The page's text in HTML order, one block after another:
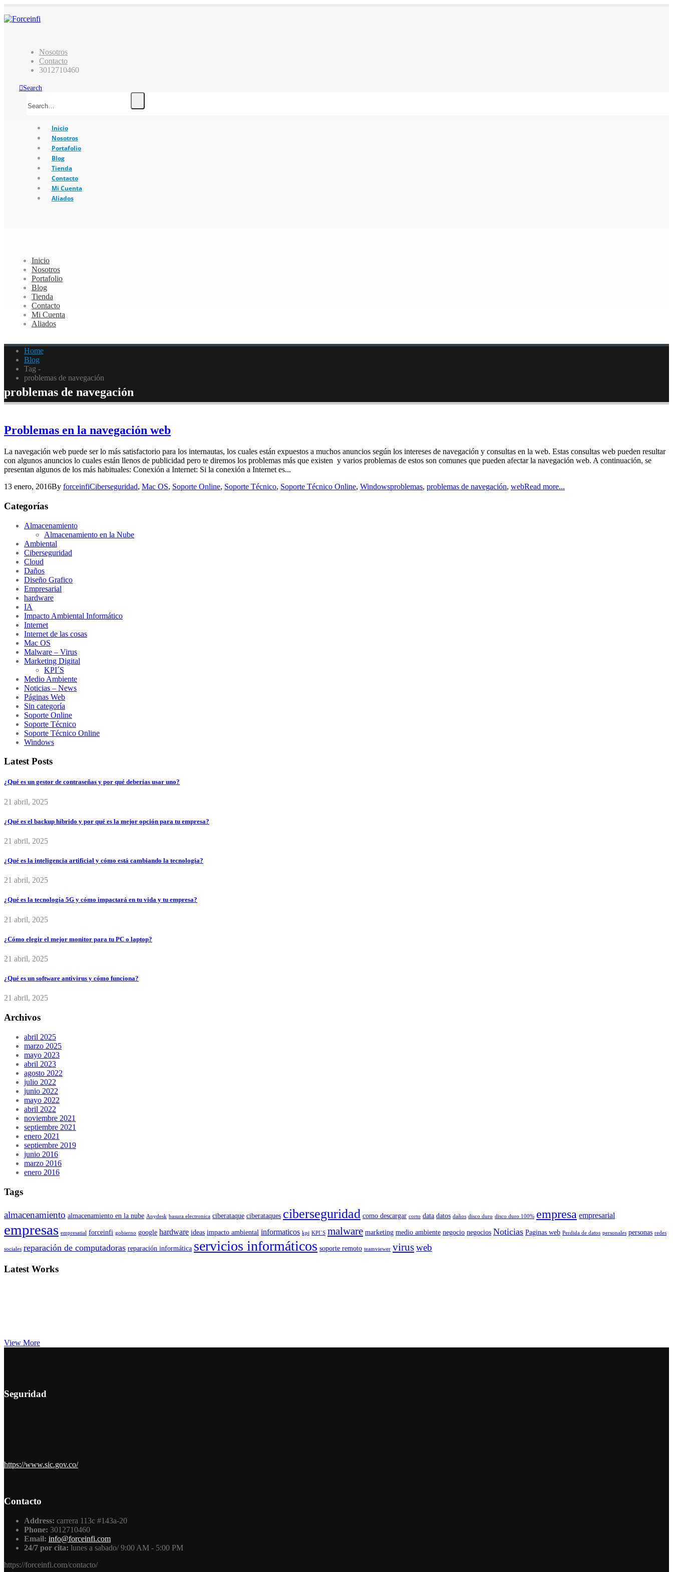
Nosotros
Contacto
3012710460
Search
Inicio
Nosotros
Portafolio
Blog
Tienda
Contacto
Mi Cuenta
Aliados
Inicio
Nosotros
Portafolio
Blog
Tienda
Contacto
Mi Cuenta
Aliados
Home
Blog
Tag -
problemas de navegación
problemas de navegación
Problemas en la navegación web
La navegación web puede ser lo más satisfactorio para los internautas, los cuales están expuestos a muchos anuncios según los intereses de navegación y consultas en la web. Estas consultas web pueden resultar
con algunos anuncios lo cuales están llenos de publicidad pero te diremos los problemas más que existen y varios problemas de estos son comunes que pueden afectar la navegación web. A continuación, se
presentan algunos de los más habituales: Conexión a Internet: Si la conexión a Internet es...
13 enero, 2016By forceinfiCiberseguridad, Mac OS, Soporte Online, Soporte Técnico, Soporte Técnico Online, Windowsproblemas, problemas de navegación, webRead more...
Categorías
Almacenamiento
Almacenamiento en la Nube
Ambiental
Ciberseguridad
Cloud
Daños
Diseño Grafico
Empresarial
hardware
IA
Impacto Ambiental Informático
Internet
Internet de las cosas
Mac OS
Malware – Virus
Marketing Digital
KPI´S
Medio Ambiente
Noticias – News
Páginas Web
Sin categoría
Soporte Online
Soporte Técnico
Soporte Técnico Online
Windows
Latest Posts
¿Qué es un gestor de contraseñas y por qué deberías usar uno?
21 abril, 2025
¿Qué es el backup híbrido y por qué es la mejor opción para tu empresa?
21 abril, 2025
¿Qué es la inteligencia artificial y cómo está cambiando la tecnología?
21 abril, 2025
¿Qué es la tecnología 5G y cómo impactará en tu vida y tu empresa?
21 abril, 2025
¿Cómo elegir el mejor monitor para tu PC o laptop?
21 abril, 2025
¿Qué es un software antivirus y cómo funciona?
21 abril, 2025
Archivos
abril 2025
marzo 2025
mayo 2023
abril 2023
agosto 2022
julio 2022
junio 2022
mayo 2022
abril 2022
noviembre 2021
septiembre 2021
enero 2021
septiembre 2019
junio 2016
marzo 2016
enero 2016
Tags
almacenamiento almacenamiento en la nube Anydesk basura electronica ciberataque ciberataques ciberseguridad como descargar corto data datos daños disco duro disco duro 100% empresa empresarial
empresas empresatial forceinfi gobierno google hardware ideas impacto ambiental informaticos kpi KPI´S malware marketing medio ambiente negocio negocios Noticias Paginas web Perdida de datos personales personas redes
sociales reparación de computadoras reparación informática servicios informáticos soporte remoto teamviewer virusweb
Latest Works
View More
Seguridad
https://www.sic.gov.co/
Contacto
Address: carrera 113c #143a-20
Phone: 3012710460
Email: info@forceinfi.com
24/7 por cita: lunes a sabado/ 9:00 AM - 5:00 PM
https://forceinfi.com/contacto/